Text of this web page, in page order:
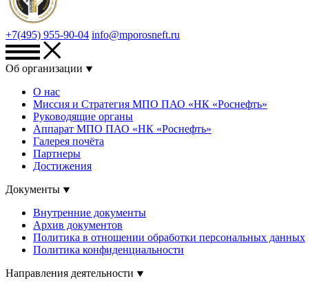
+7(495) 955-90-04 info@mporosneft.ru
Об организации
О нас
Миссия и Стратегия МПО ПАО «НК «Роснефть»
Руководящие органы
Аппарат МПО ПАО «НК «Роснефть»
Галерея почёта
Партнеры
Достижения
Документы
Внутренние документы
Архив документов
Политика в отношении обработки персональных данных
Политика конфиденциальности
Направления деятельности